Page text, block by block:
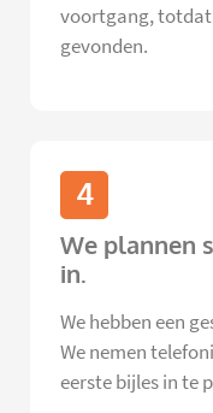
voortgang, totdat
gevonden.
4
We plannen
in.
We hebben een
We nemen
eerste bijles in te